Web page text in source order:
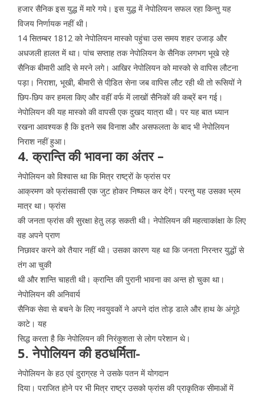
हजार सैनिक इस युद्ध में मारे गये। इस युद्ध में नेपोलियन सफल रहा किन्तु यह
विजय निर्णायक नहीं थी।
14 सितम्बर 1812 को नेपोलियन मास्को पहुंचा उस समय शहर उजाड़ और
अधजली हालत में था। पांच सप्ताह तक नेपोलियन के सैनिक लगभग भूखे रहे
सैनिक बीमारी आदि से मरने लगे। आखिर नेपोलियन को मास्को से वापिस लौटना
पड़ा। निराशा, भूखी, बीमारी से पीडि़त सेना जब वापिस लौट रही थी तो रूसियों ने
छिप-छिप कर हमला किए और वहीं वर्फ में लाखों सैनिकों की कब्रें बन गई।
नेपोलियन की यह मास्को की वापसी एक दुखद यात्रा थी। पर यह बात ध्यान
रखना आवश्यक है कि इतने सब विनाश और असफलता के बाद भी नेपोलियन
निराश नहीं हुआ।
4. क्रान्ति की भावना का अंतर –
नेपोलियन को विश्वास था कि मित्र राष्ट्रों के फ्रांस पर
आक्रमण को फ्रांसवासी एक जुट होकर निष्फल कर देगें। परन्तु यह उसका भ्रम
मात्र था। फ्रांस
की जनता फ्रांस की सुरक्षा हेतु लड़ सकती थी। नेपोलियन की महत्वाकांक्षा के लिए
वह अपने प्राण
निछावर करने को तैयार नहीं थी। उसका कारण यह था कि जनता निरन्तर युद्धों से
तंग आ चुकी
थी और शान्ति चाहती थी। क्रान्ति की पुरानी भावना का अन्त हो चुका था।
नेपोलियन की अनिवार्य
सैनिक सेवा से बचने के लिए नवयुवकों ने अपने दांत तोड़ डाले और हाथ के अंगूठे
काटे। यह
सिद्ध करता है कि नेपोलियन की निरंकुशता से लोग परेशान थे।
5. नेपोलियन की हठधर्मिता-
नेपोलियन के हठ एवं दुराग्रह ने उसके पतन में योगदान
दिया। पराजित होने पर भी मित्र राष्ट्र उसको फ्रांस की प्राकृतिक सीमाओं में